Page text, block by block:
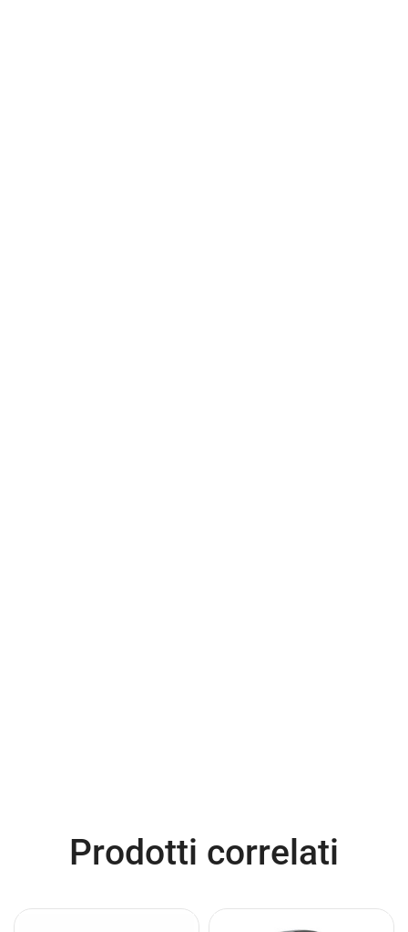
Prodotti correlati